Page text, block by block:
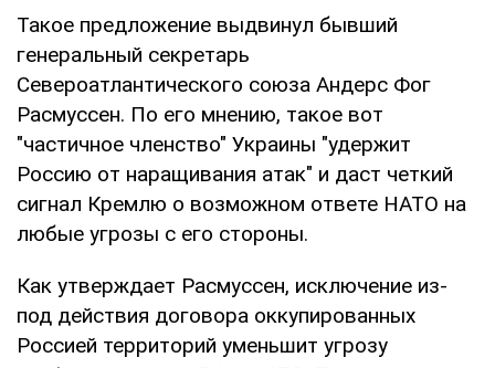
Такое предложение выдвинул бывший
генеральный секретарь
Североатлантического союза Андерс Фог
Расмуссен. По его мнению, такое вот
"частичное членство" Украины "удержит
Россию от наращивания атак" и даст четкий
сигнал Кремлю о возможном ответе НАТО на
любые угрозы с его стороны.
Как утверждает Расмуссен, исключение из-
под действия договора оккупированных
Россией территорий уменьшит угрозу